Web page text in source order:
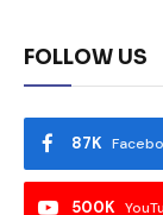
FOLLOW US
87K
500K